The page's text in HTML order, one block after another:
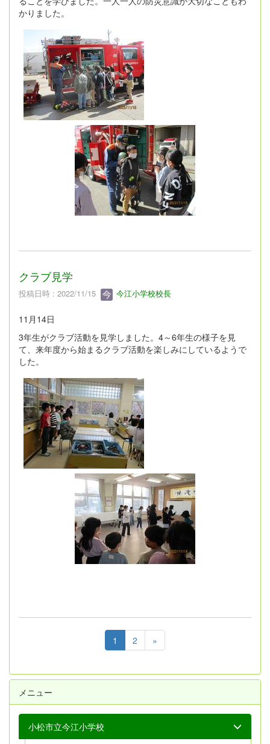
かりました。
クラブ見学
投稿日時 : 2022/11/15 今江小学校校長
11月14日
3年生がクラブ活動を見学しました。4～6年生の様子を見
て、来年度から始まるクラブ活動を楽しみにしているようで
した。
1 2 »
メニュー
小松市立今江小学校